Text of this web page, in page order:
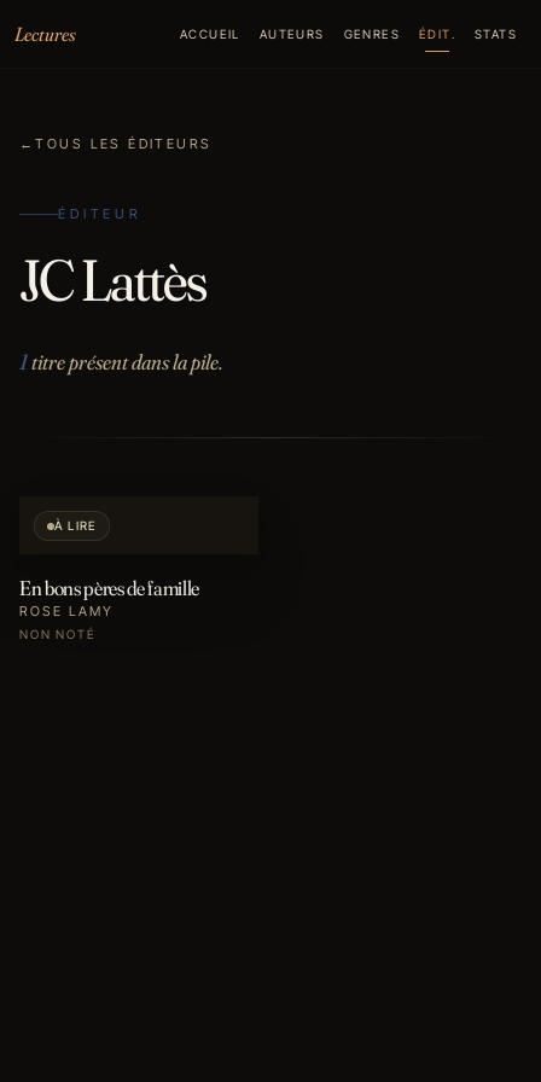
Lectures
ACCUEIL AUTEURS GENRES ÉDIT. STATS
←TOUS LES ÉDITEURS
ÉDITEUR
JC Lattès
1titre présent dans la pile.
À LIRE
En bons pères de famille
ROSE LAMY
NON NOTÉ